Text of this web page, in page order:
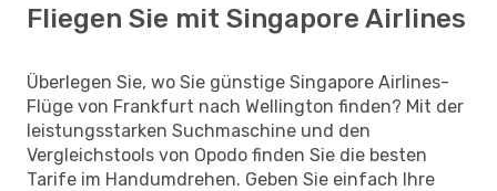
Fliegen Sie mit Singapore Airlines
Überlegen Sie, wo Sie günstige Singapore Airlines-
Flüge von Frankfurt nach Wellington finden? Mit der
leistungsstarken Suchmaschine und den
Vergleichstools von Opodo finden Sie die besten
Tarife im Handumdrehen. Geben Sie einfach Ihre